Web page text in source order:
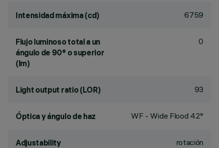
Intensidad máxima (cd) 6759
Flujo luminoso total a un
ángulo de 90° o superior
(lm)
0
Light output ratio (LOR) 93
Óptica y ángulo de haz WF - Wide Flood 42°
Adjustability rotación